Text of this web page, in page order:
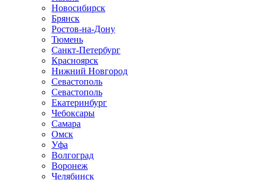
Новосибирск
Брянск
Ростов-на-Дону
Тюмень
Санкт-Петербург
Красноярск
Нижний Новгород
Севастополь
Севастополь
Екатеринбург
Чебоксары
Самара
Омск
Уфа
Волгоград
Воронеж
Челябинск